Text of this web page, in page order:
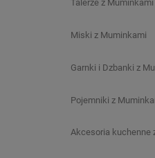
Talerze z Muminkami
Miski z Muminkami
Garnki i Dzbanki z
Pojemniki z
Akcesoria kuchenne